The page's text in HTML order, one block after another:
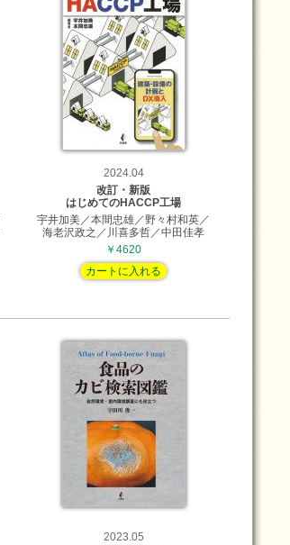
2024.04
改訂・新版
はじめてのHACCP工場
宇井加美／本間忠雄／野々村和英／
海老沢政之／川喜多哲／中田佳孝
￥4620
カートに入れる
2023.05